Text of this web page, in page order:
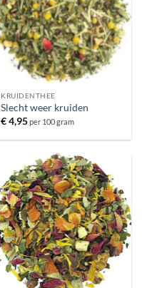
KRUIDENTHEE
Slecht weer kruiden
€4,95per 100 gram